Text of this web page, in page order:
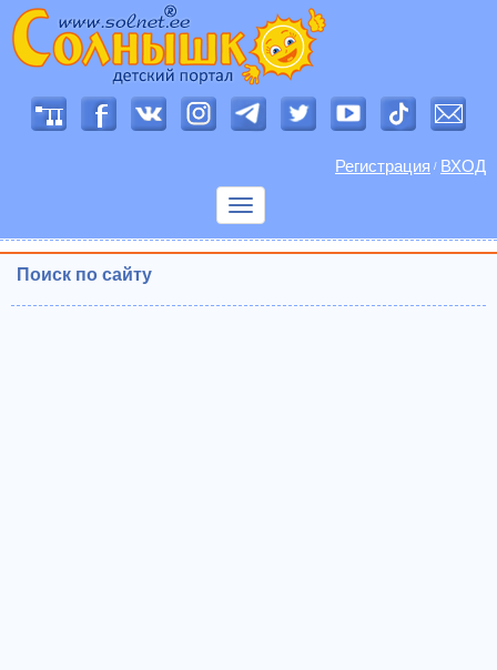
Регистрация / ВХОД
Показать
Поиск по сайту